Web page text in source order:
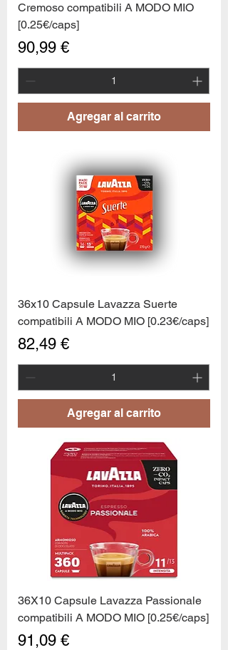
Cremoso compatibili A MODO MIO
[0.25€/caps]
Precio
90,99 €
Agregar al carrito
36x10 Capsule Lavazza Suerte
compatibili A MODO MIO [0.23€/caps]
Precio
82,49 €
Agregar al carrito
36X10 Capsule Lavazza Passionale
compatibili A MODO MIO [0.25€/caps]
Precio
91,09 €